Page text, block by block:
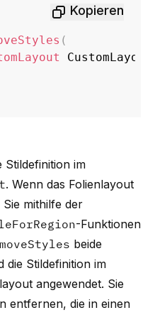
Kopieren
(
Stildefinition im
. Wenn das Folienlayout
mithilfe der
-Funktionen
beide
die Stildefinition im
angewendet. Sie
entfernen, die in einen